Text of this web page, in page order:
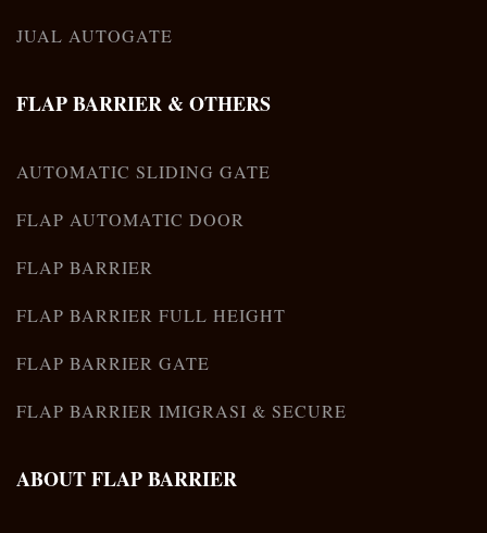
JUAL AUTOGATE
FLAP BARRIER & OTHERS
AUTOMATIC SLIDING GATE
FLAP AUTOMATIC DOOR
FLAP BARRIER
FLAP BARRIER FULL HEIGHT
FLAP BARRIER GATE
FLAP BARRIER IMIGRASI & SECURE
ABOUT FLAP BARRIER